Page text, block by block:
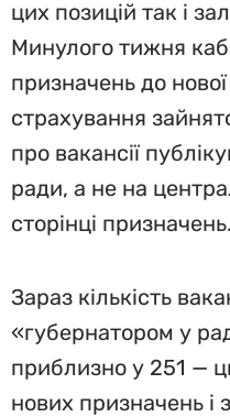
цих позицій так і
Минулого тижня
призначень до
страхування
про вакансії
ради, а не на
сторінці призначень.
Зараз кількість
«губернатором у
приблизно у 251 —
нових призначень і